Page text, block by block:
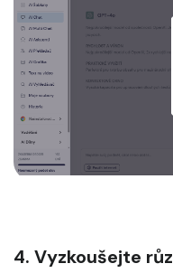
4. Vyzkoušejte